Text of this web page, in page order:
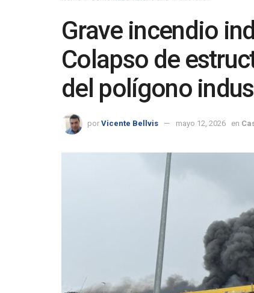
Grave incendio
Colapso de
del polígono
por Vicente Bellvis mayo 12, 2026 en